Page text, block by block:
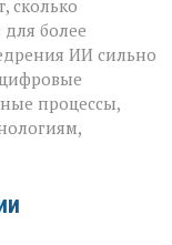
сколько
более
ИИ сильно
процессы,